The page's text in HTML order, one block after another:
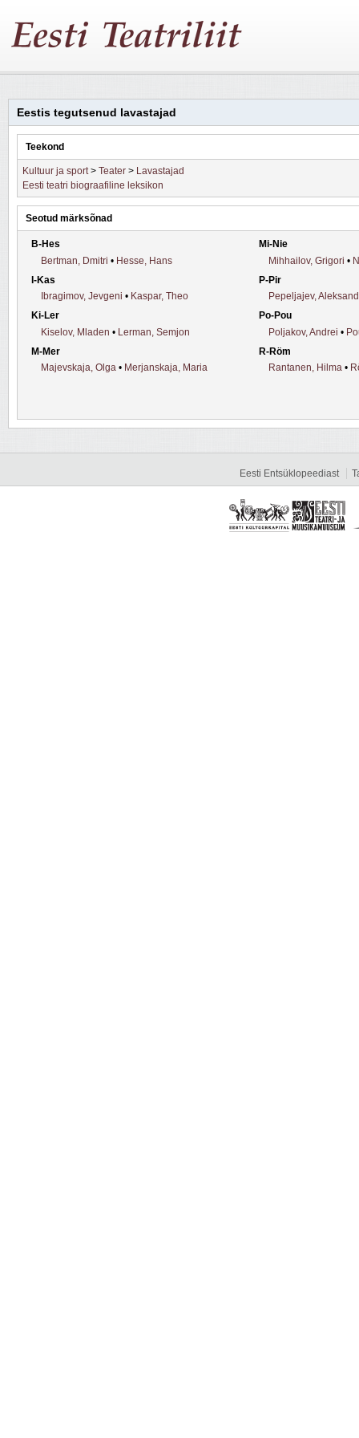
Eestis tegutsenud lavastajad
Teekond
Kultuur ja sport> Teater > Lavastajad
Eesti teatri biograafiline leksikon
Seotud märksõnad
B-Hes
Bertman, Dmitri • Hesse, Hans
I-Kas
Ibragimov, Jevgeni • Kaspar, Theo
Ki-Ler
Kiselov, Mladen • Lerman, Semjon
M-Mer
Majevskaja, Olga • Merjanskaja, Maria
Mi-Nie
Mihhailov, Grigori •
P-Pir
Pepeljajev,
Po-Pou
Poljakov, Andrei •
R-Röm
Rantanen, Hilma •
Eesti Entsüklopeediast